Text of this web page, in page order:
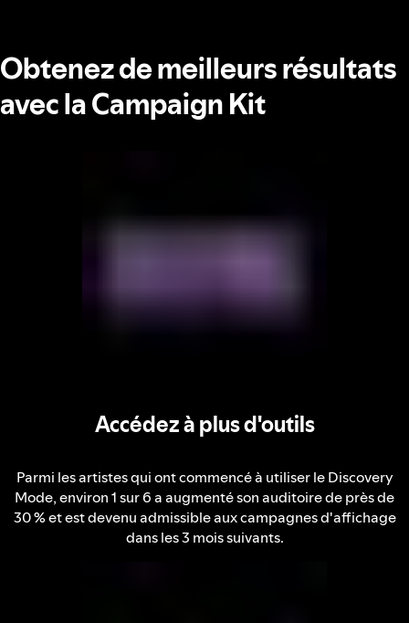
Obtenez de meilleurs résultats
avec la Campaign Kit
Accédez à plus d'outils
Parmi les artistes qui ont commencé à utiliser le Discovery
Mode, environ 1 sur 6 a augmenté son auditoire de près de
30 % et est devenu admissible aux campagnes d'affichage
dans les 3 mois suivants.